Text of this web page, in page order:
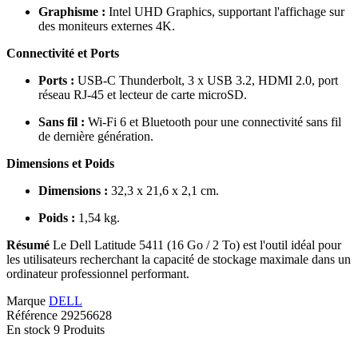
Graphisme : Intel UHD Graphics, supportant l'affichage sur
des moniteurs externes 4K.
Connectivité et Ports
Ports : USB-C Thunderbolt, 3 x USB 3.2, HDMI 2.0, port
réseau RJ-45 et lecteur de carte microSD.
Sans fil : Wi-Fi 6 et Bluetooth pour une connectivité sans fil
de dernière génération.
Dimensions et Poids
Dimensions : 32,3 x 21,6 x 2,1 cm.
Poids : 1,54 kg.
Résumé Le Dell Latitude 5411 (16 Go / 2 To) est l'outil idéal pour
les utilisateurs recherchant la capacité de stockage maximale dans un
ordinateur professionnel performant.
Marque DELL
Référence 29256628
En stock 9 Produits